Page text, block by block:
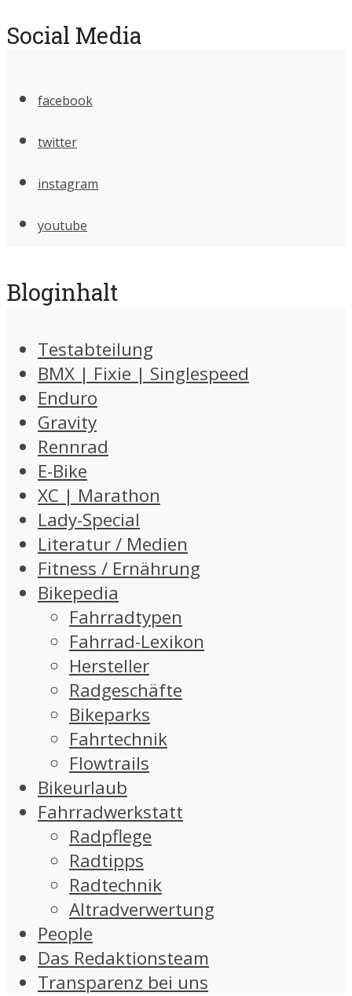
Social Media
facebook
twitter
instagram
youtube
Bloginhalt
Testabteilung
BMX | Fixie | Singlespeed
Enduro
Gravity
Rennrad
E-Bike
XC | Marathon
Lady-Special
Literatur / Medien
Fitness / Ernährung
Bikepedia
Fahrradtypen
Fahrrad-Lexikon
Hersteller
Radgeschäfte
Bikeparks
Fahrtechnik
Flowtrails
Bikeurlaub
Fahrradwerkstatt
Radpflege
Radtipps
Radtechnik
Altradverwertung
People
Das Redaktionsteam
Transparenz bei uns